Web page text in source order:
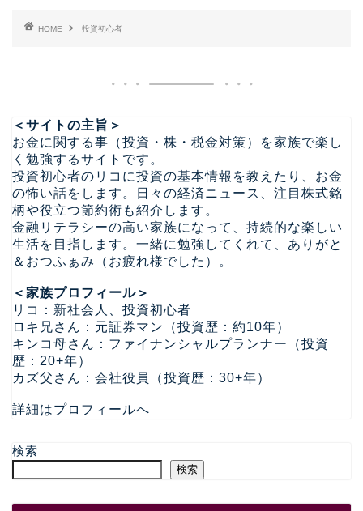
HOME 投資初心者
＜サイトの主旨＞
お金に関する事（投資・株・税金対策）を家族で楽し
く勉強するサイトです。
投資初心者のリコに投資の基本情報を教えたり、お金
の怖い話をします。日々の経済ニュース、注目株式銘
柄や役立つ節約術も紹介します。
金融リテラシーの高い家族になって、持続的な楽しい
生活を目指します。一緒に勉強してくれて、ありがと
＆おつふぁみ（お疲れ様でした）。
＜家族プロフィール＞
リコ：新社会人、投資初心者
ロキ兄さん：元証券マン（投資歴：約10年）
キンコ母さん：ファイナンシャルプランナー（投資
歴：20+年）
カズ父さん：会社役員（投資歴：30+年）
詳細はプロフィールへ
検索
検索